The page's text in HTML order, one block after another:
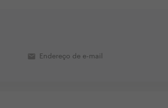
email Endereço de e-mail